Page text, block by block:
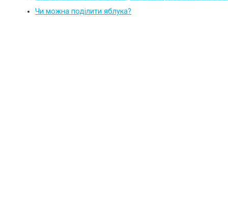
Чи можна поділити яблука?